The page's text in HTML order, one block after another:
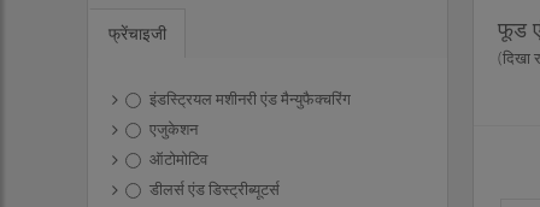
फ्रेंचाइजी
इंडस्ट्रियल मशीनरी एंड मैन्युफैक्चरिंग
एजुकेशन
ऑटोमोटिव
डीलर्स एंड डिस्ट्रीब्यूटर्स
फूड
(दिखा